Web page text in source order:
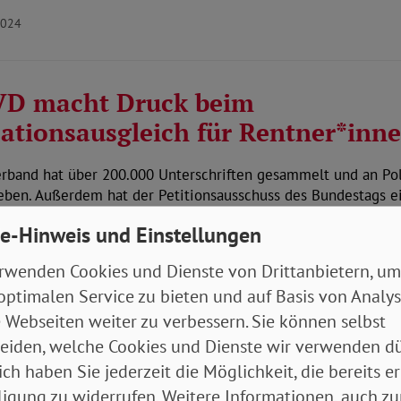
macht Druck beim
für
hat über 200.000 Unterschriften gesammelt und an
Außerdem hat der Petitionsausschuss des Bundestags
Aktuelles Rente
Renten ab 1. Juli – auch
steigen
Hinweis und Einstellungen
Cookies und Dienste von Drittanbietern,
Service zu bieten und auf Basis von
Webseiten weiter zu verbessern. Sie können selbst
welche Cookies und Dienste wir verwenden
haben Sie jederzeit die Möglichkeit, die bereits
zu widerrufen. Weitere Informationen, auch